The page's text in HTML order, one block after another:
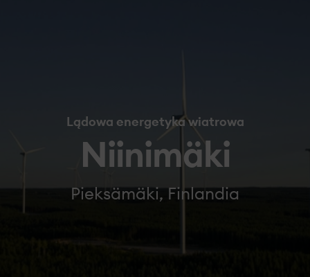
Lądowa energetyka wiatrowa
Niinimäki
Pieksämäki, Finlandia